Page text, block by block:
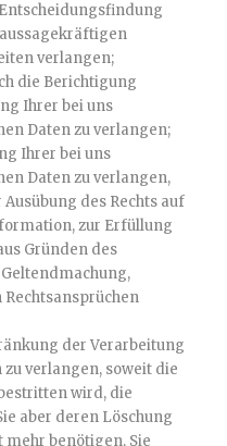
verlangen;
die Berichtigung
Ihrer bei uns
Daten zu verlangen;
Ihrer bei uns
Daten zu verlangen,
des Rechts auf
zur Erfüllung
Gründen des
der Verarbeitung
verlangen, soweit die
wird, die
aber deren Löschung
benötigen, Sie